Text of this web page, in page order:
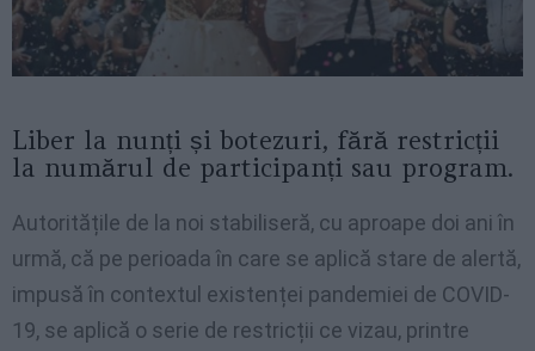
Liber la nunți și botezuri, fără restricții
la numărul de participanți sau program.
Autoritățile de la noi stabiliseră, cu aproape doi ani în
urmă, că pe perioada în care se aplică stare de alertă,
impusă în contextul existenței pandemiei de COVID-
19, se aplică o serie de restricții ce vizau, printre